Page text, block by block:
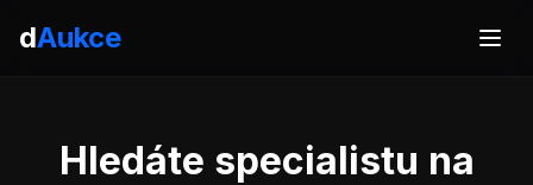
dAukce
Hledáte specialistu na